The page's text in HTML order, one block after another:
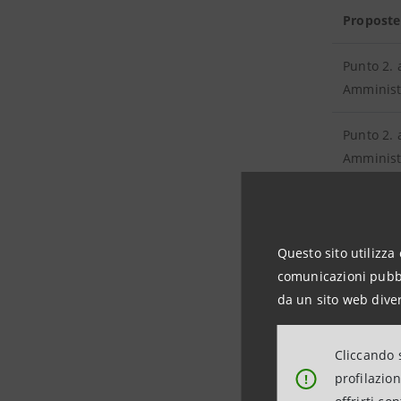
Questo sito utilizza
comunicazioni
da un sito web
!
Cliccando
Punto 2.
Punto 2.
Liste di